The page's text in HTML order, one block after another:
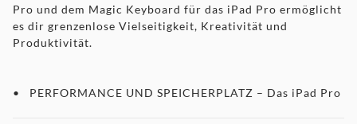
Pro und dem Magic Keyboard für das iPad Pro ermöglicht
es dir grenzenlose Vielseitigkeit, Kreativität und
Produktivität.
• PERFORMANCE UND SPEICHERPLATZ – Das iPad Pro